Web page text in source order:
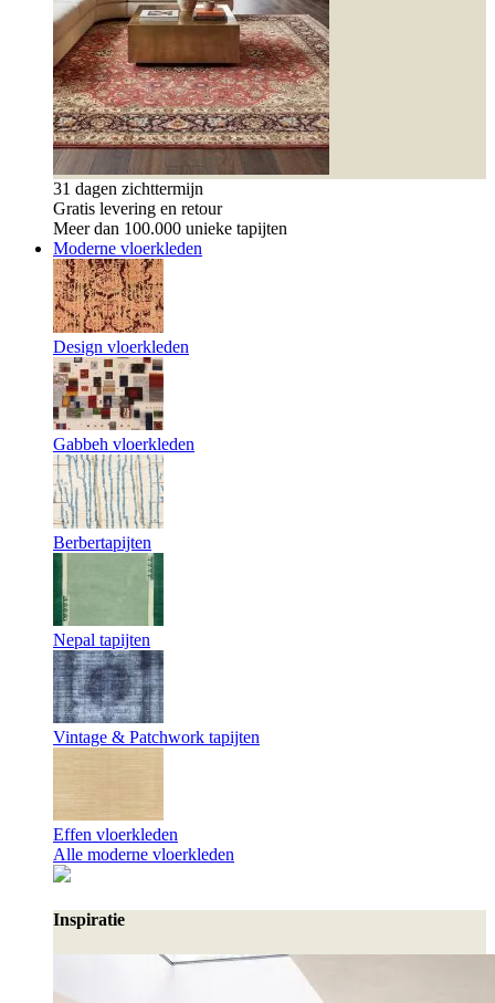
31 dagen zichttermijn
Gratis levering en retour
Meer dan 100.000 unieke tapijten
Moderne vloerkleden
Design vloerkleden
Gabbeh vloerkleden
Berbertapijten
Nepal tapijten
Vintage & Patchwork tapijten
Effen vloerkleden
Alle moderne vloerkleden
Inspiratie